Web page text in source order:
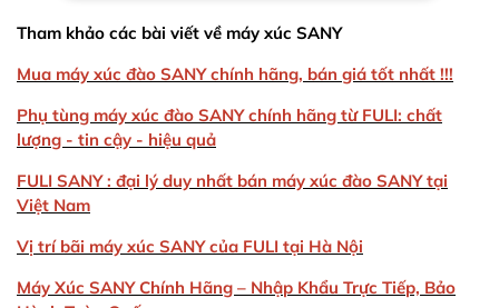
Tham khảo các bài viết về máy xúc SANY
Mua máy xúc đào SANY chính hãng, bán giá tốt nhất !!!
Phụ tùng máy xúc đào SANY chính hãng từ FULI: chất
lượng - tin cậy - hiệu quả
FULI SANY : đại lý duy nhất bán máy xúc đào SANY tại
Việt Nam
Vị trí bãi máy xúc SANY của FULI tại Hà Nội
Máy Xúc SANY Chính Hãng – Nhập Khẩu Trực Tiếp, Bảo